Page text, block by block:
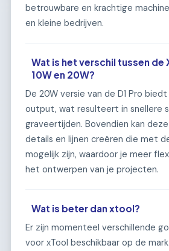
betrouwbare en krachtige
en kleine bedrijven.
Wat is het verschil tussen de
10W en 20W?
De 20W versie van de D1 Pro
output, wat resulteert in snellere
graveertijden. Bovendien kan
details en lijnen creëren die met
mogelijk zijn, waardoor je meer
het ontwerpen van je projecten.
Wat is beter dan xtool?
Er zijn momenteel verschillende
voor xTool beschikbaar op de